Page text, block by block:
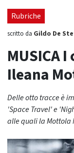
Rubriche
scritto da Gildo De
MUSICA
Ileana
Delle otto tracce è
'Space Travel' e
alle quali la Mottola